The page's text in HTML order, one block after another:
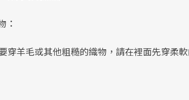
：
穿羊毛或其他粗糙的織物，請在裡面先穿柔軟